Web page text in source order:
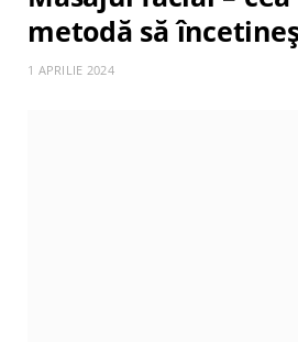
metodă să
1 APRILIE 2024